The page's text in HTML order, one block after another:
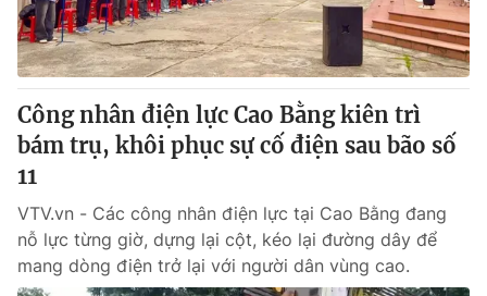
Công nhân điện lực Cao Bằng kiên trì
bám trụ, khôi phục sự cố điện sau bão số
11
VTV.vn - Các công nhân điện lực tại Cao Bằng đang
nỗ lực từng giờ, dựng lại cột, kéo lại đường dây để
mang dòng điện trở lại với người dân vùng cao.